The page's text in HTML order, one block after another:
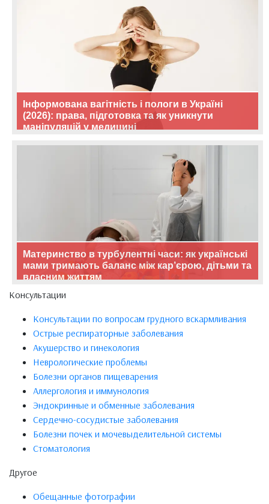
Інформована вагітність і пологи в Україні
(2026): права, підготовка та як уникнути
маніпуляцій у медицині
Материнство в турбулентні часи: як українські
мами тримають баланс між кар’єрою, дітьми та
власним життям
Консультации
Консультации по вопросам грудного вскармливания
Острые респираторные заболевания
Акушерство и гинекология
Неврологические проблемы
Болезни органов пищеварения
Аллергология и иммунология
Эндокринные и обменные заболевания
Сердечно-сосудистые заболевания
Болезни почек и мочевыделительной системы
Стоматология
Другое
Обещанные фотографии